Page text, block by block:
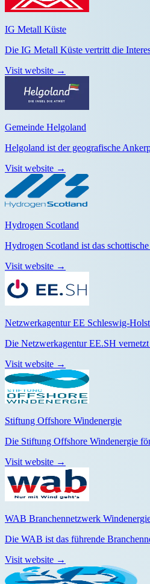
IG Metall Küste
Die IG Metall Küste vertritt die
Visit website →
Gemeinde Helgoland
Helgoland ist der geografische
Visit website →
Hydrogen Scotland
Hydrogen Scotland ist das
Visit website →
Netzwerkagentur EE Schleswig-
Die Netzwerkagentur EE.SH
Visit website →
Stiftung Offshore Windenergie
Die Stiftung Offshore Windenergie
Visit website →
WAB Branchennetzwerk
Die WAB ist das führende
Visit website →